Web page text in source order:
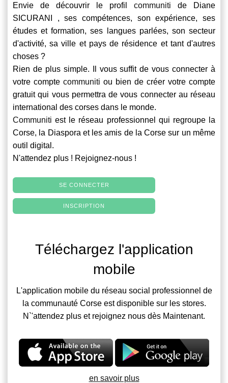
Envie de découvrir le profil communiti de Diane
SICURANI , ses compétences, son expérience, ses
études et formation, ses langues parlées, son secteur
d'activité, sa ville et pays de résidence et tant d'autres
choses ?
Rien de plus simple. Il vous suffit de vous connecter à
votre compte communiti ou bien de créer votre compte
gratuit qui vous permettra de vous connecter au réseau
international des corses dans le monde.
Communiti est le réseau professionnel qui regroupe la
Corse, la Diaspora et les amis de la Corse sur un même
outil digital.
N'attendez plus ! Rejoignez-nous !
SE CONNECTER
INSCRIPTION
Téléchargez l'application
mobile
L'application mobile du réseau social professionnel de
la communauté Corse est disponible sur les stores.
N`'attendez plus et rejoignez nous dès Maintenant.
en savoir plus